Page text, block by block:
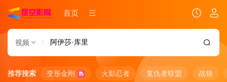
首页
视频
推荐搜索 变形金刚 热 火影忍者 复仇者联盟 战狼